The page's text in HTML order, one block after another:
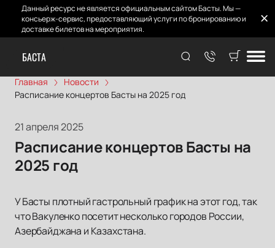
Данный ресурс не является официальным сайтом Басты. Мы —
консьерж-сервис, предоставляющий услуги по бронированию и
доставке билетов на мероприятия.
БАСТА
Главная
Новости
Расписание концертов Басты на 2025 год
21 апреля 2025
Расписание концертов Басты на
2025 год
У Басты плотный гастрольный график на этот год, так
что Вакуленко посетит несколько городов России,
Азербайджана и Казахстана.